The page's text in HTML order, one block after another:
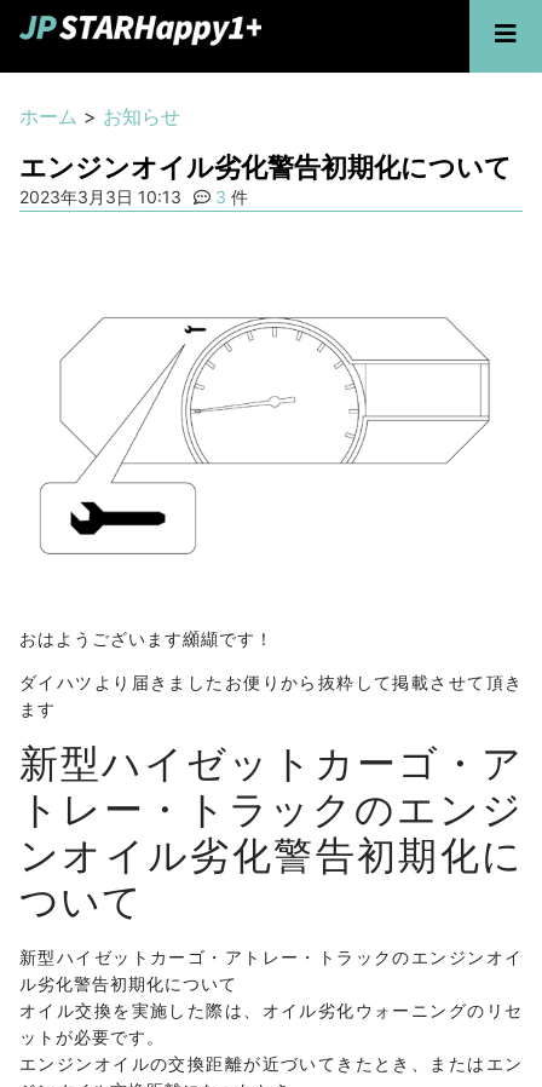
ホーム > お知らせ
エンジンオイル劣化警告初期化について
2023年3月3日 10:13 3 件
おはようございます纐纈です！
ダイハツより届きましたお便りから抜粋して掲載させて頂き
ます
新型ハイゼットカーゴ・ア
トレー・トラックのエンジ
ンオイル劣化警告初期化に
ついて
新型ハイゼットカーゴ・アトレー・トラックのエンジンオイ
ル劣化警告初期化について
オイル交換を実施した際は、オイル劣化ウォーニングのリセ
ットが必要です。
エンジンオイルの交換距離が近づいてきたとき、またはエン